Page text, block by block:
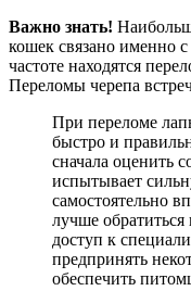
Важно знать!
кошек связано именно
частоте находятся
Переломы черепа
При переломе
быстро и
сначала оценить
испытывает
самостоятельно
лучше обратиться
доступ к
предпринять
обеспечить